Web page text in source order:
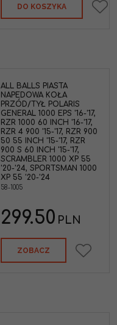
DO KOSZYKA
ALL BALLS PIASTA
NAPEDOWA KOŁA
PRZÓD/TYŁ POLARIS
GENERAL 1000 EPS '16-'17,
RZR 1000 60 INCH '16-'17,
RZR 4 900 '15-'17, RZR 900
50 55 INCH '15-'17, RZR
900 S 60 INCH '15-'17,
SCRAMBLER 1000 XP 55
'20-'24, SPORTSMAN 1000
XP 55 '20-'24
58-1005
299.50 PLN
ZOBACZ